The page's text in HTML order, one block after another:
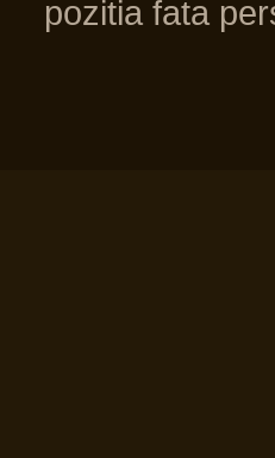
pozitia fata